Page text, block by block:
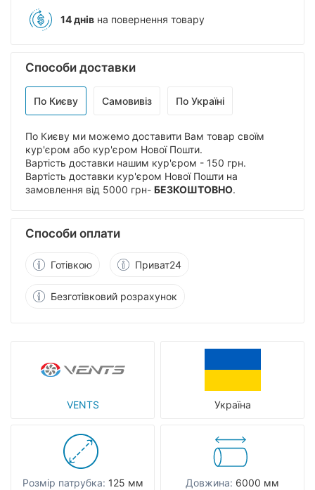
VENTS Україна
Розмір патрубка: 125 мм Довжина: 6000 мм
14 днів на повернення товару
Способи доставки
По Києву Самовивіз По Україні
По Києву ми можемо доставити Вам товар своїм
кур'єром або кур'єром Нової Пошти.
Вартість доставки нашим кур'єром - 150 грн.
Вартість доставки кур'єром Нової Пошти на
замовлення від 5000 грн- БЕЗКОШТОВНО.
Способи оплати
Готівкою Приват24
Безготівковий розрахунок